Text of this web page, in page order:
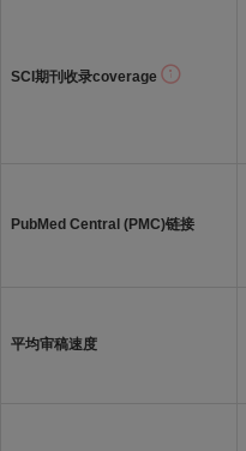
SCI期刊收录coverage
PubMed Central (PMC)链接
平均审稿速度